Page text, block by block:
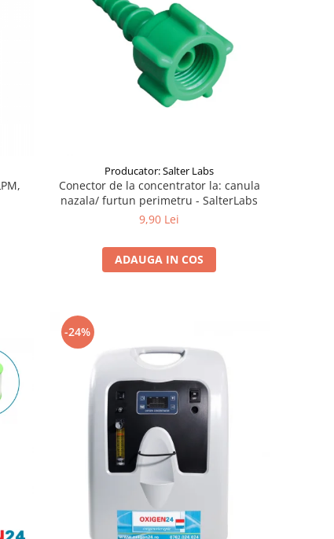
Producator: Salter Labs
Conector de la concentrator la: canula
nazala/ furtun perimetru - SalterLabs
9,90 Lei
ADAUGA IN COS
-24%